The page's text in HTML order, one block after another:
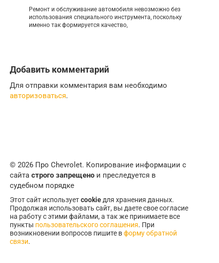
Ремонт и обслуживание автомобиля невозможно без
использования специального инструмента, поскольку
именно так формируется качество,
Добавить комментарий
Для отправки комментария вам необходимо
авторизоваться.
© 2026 Про Chevrolet. Копирование информации с
сайта строго запрещено и преследуется в
судебном порядке
Этот сайт используетcookieдля хранения данных.
Продолжая использовать сайт, вы даете свое согласие
на работу с этими файлами, а так же принимаете все
пункты пользовательского соглашения. При
возникновении вопросов пишите вформу обратной
связи.